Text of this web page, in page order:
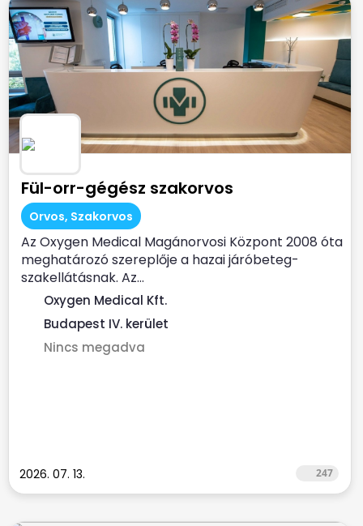
Fül-orr-gégész szakorvos
Orvos, Szakorvos
Az Oxygen Medical Magánorvosi Központ 2008 óta
meghatározó szereplője a hazai járóbeteg-
szakellátásnak. Az...
Oxygen Medical Kft.
Budapest IV. kerület
Nincs megadva
2026. 07. 13. 247